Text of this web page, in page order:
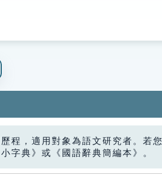
程，適用對象為語文研究者。若
字典》或《國語辭典簡編本》。